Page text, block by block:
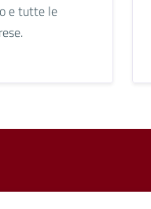
e tutte le